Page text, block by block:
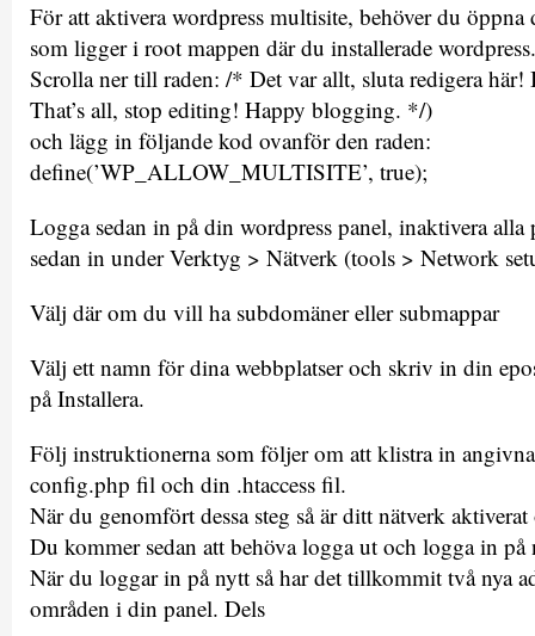
För att aktivera wordpress multisite, behöver du
som ligger i root mappen där du installerade wordpress.
Scrolla ner till raden: /* Det var allt, sluta redigera
That’s all, stop editing! Happy blogging. */)
och lägg in följande kod ovanför den raden:
define(’WP_ALLOW_MULTISITE’, true);
Logga sedan in på din wordpress panel, inaktivera alla
sedan in under Verktyg > Nätverk (tools > Network
Välj där om du vill ha subdomäner eller submappar
Välj ett namn för dina webbplatser och skriv in din
på Installera.
Följ instruktionerna som följer om att klistra in
config.php fil och din .htaccess fil.
När du genomfört dessa steg så är ditt nätverk
Du kommer sedan att behöva logga ut och logga in på
När du loggar in på nytt så har det tillkommit två nya
områden i din panel. Dels